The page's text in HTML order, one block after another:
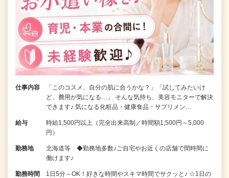
仕事内容
「このコスメ、自分の肌に合うかな？」「試してみたいけ
ど、費用が気になる…」 そんな気持ち、美容モニターで解決
できます♪ 気になる化粧品・健康食品・サプリメン…
給与
時給1,500円以上（完全出来高制／時間額1,500円～5,000
円）
勤務地
北海道等 ◆勤務地多数♪ご自宅やお近くの店舗で間時間に
働けます♪
勤務時間
1日5分～OK！好きな時間やスキマ時間でサクッと♪ ☆1日の